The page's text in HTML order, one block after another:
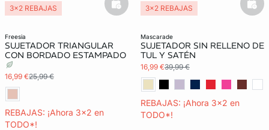
freesia
SUJETADOR TRIANGULAR
CON BORDADO ESTAMPADO
16,99 €25,99 €
REBAJAS: ¡Ahora 3x2 en
TODO*!
3x2 REBAJAS basketfull
mascarade
SUJETADOR SIN RELLENO DE
TUL Y SATÉN
16,99 €39,99 €
REBAJAS: ¡Ahora 3x2 en
TODO*!
3x2 REBAJAS